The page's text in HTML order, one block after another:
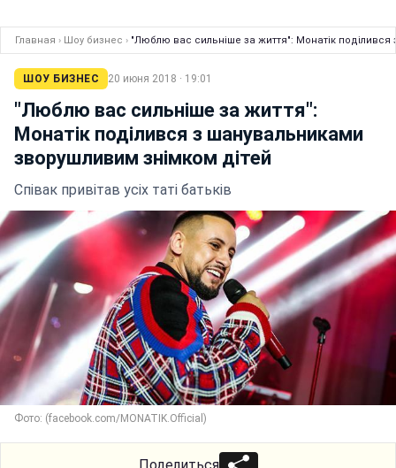
Главная › Шоу бизнес › "Люблю вас сильніше за життя": Монатік
ШОУ БИЗНЕС 20 июня 2018 · 19:01
"Люблю вас сильніше за життя":
Монатік поділився з шанувальниками
зворушливим знімком дітей
Співак привітав усіх таті батьків
Фото: (facebook.com/MONATIK.Official)
Поделиться